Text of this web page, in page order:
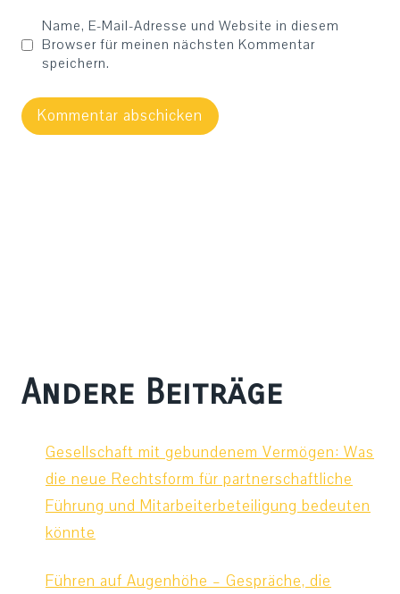
Name, E-Mail-Adresse und Website in diesem
Browser für meinen nächsten Kommentar
speichern.
Andere Beiträge
Gesellschaft mit gebundenem Vermögen: Was
die neue Rechtsform für partnerschaftliche
Führung und Mitarbeiterbeteiligung bedeuten
könnte
Führen auf Augenhöhe – Gespräche, die